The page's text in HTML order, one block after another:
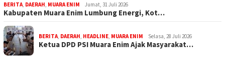
BERITA DAERAH MUARA ENIM Jumat, 31 Juli 2026
Kabupaten Muara Enim Lumbung Energi, Kot…
BERITA DAERAH HEADLINE MUARA ENIM Selasa, 28 Juli 2026
Ketua DPD PSI Muara Enim Ajak Masyarakat…